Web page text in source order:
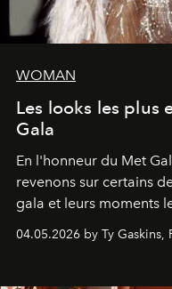
WOMAN
Les looks les plus
Gala
En l'honneur du Met
revenons sur certains
gala et leurs moments
04.05.2026 by Ty Gaskins,